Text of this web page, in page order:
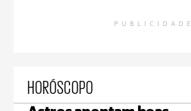
PUBLICIDADE
HORÓSCOPO